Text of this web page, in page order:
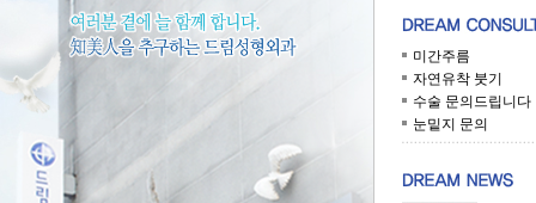
미간주름
자연유착 붓기
수술 문의드립니다
눈밑지 문의